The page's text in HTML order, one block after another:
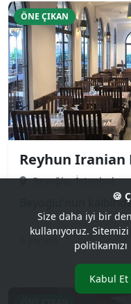
ÖNE ÇIKAN
Reyhun Iranian
Beyoğlu, İstanbul
🍪
Size daha iyi bir
kullanıyoruz.
Kabul Et